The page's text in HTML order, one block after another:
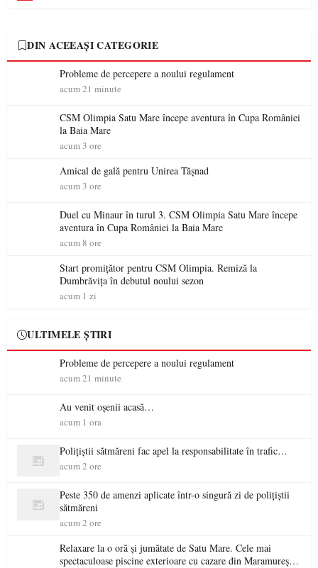
DIN ACEEAȘI CATEGORIE
Probleme de percepere a noului regulament
acum 21 minute
CSM Olimpia Satu Mare începe aventura în Cupa României
la Baia Mare
acum 3 ore
Amical de gală pentru Unirea Tășnad
acum 3 ore
Duel cu Minaur în turul 3. CSM Olimpia Satu Mare începe
aventura în Cupa României la Baia Mare
acum 8 ore
Start promițător pentru CSM Olimpia. Remiză la
Dumbrăvița în debutul noului sezon
acum 1 zi
ULTIMELE ȘTIRI
Probleme de percepere a noului regulament
acum 21 minute
Au venit oșenii acasă…
acum 1 ora
Polițiștii sătmăreni fac apel la responsabilitate în trafic…
acum 2 ore
Peste 350 de amenzi aplicate într-o singură zi de polițiștii
sătmăreni
acum 2 ore
Relaxare la o oră și jumătate de Satu Mare. Cele mai
spectaculoase piscine exterioare cu cazare din Maramureș,